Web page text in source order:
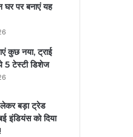
पर बनाएं यह
कुछ नया, ट्राई
5 टेस्टी डिशेज
लेकर बड़ा ट्रेड
इंडियंस को दिया